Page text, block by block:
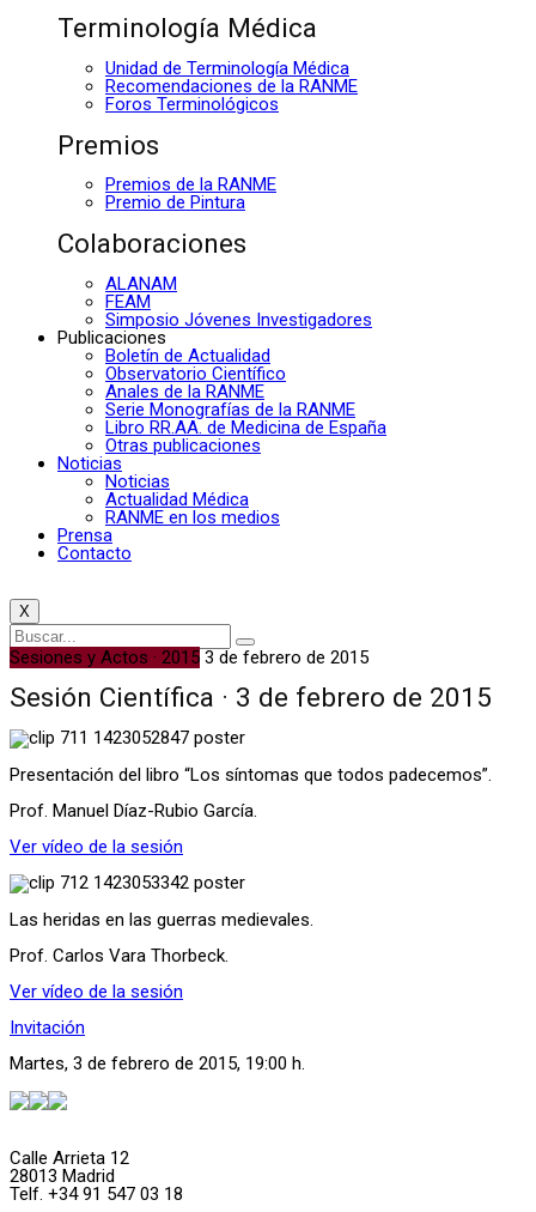
Terminología Médica
Unidad de Terminología Médica
Recomendaciones de la RANME
Foros Terminológicos
Premios
Premios de la RANME
Premio de Pintura
Colaboraciones
ALANAM
FEAM
Simposio Jóvenes Investigadores
Publicaciones
Boletín de Actualidad
Observatorio Científico
Anales de la RANME
Serie Monografías de la RANME
Libro RR.AA. de Medicina de España
Otras publicaciones
Noticias
Noticias
Actualidad Médica
RANME en los medios
Prensa
Contacto
X
Sesiones y Actos · 2015 3 de febrero de 2015
Sesión Científica · 3 de febrero de 2015
Presentación del libro “Los síntomas que todos padecemos”.
Prof. Manuel Díaz-Rubio García.
Ver vídeo de la sesión
Las heridas en las guerras medievales.
Prof. Carlos Vara Thorbeck.
Ver vídeo de la sesión
Invitación
Martes, 3 de febrero de 2015, 19:00 h.
Calle Arrieta 12
28013 Madrid
Telf. +34 91 547 03 18